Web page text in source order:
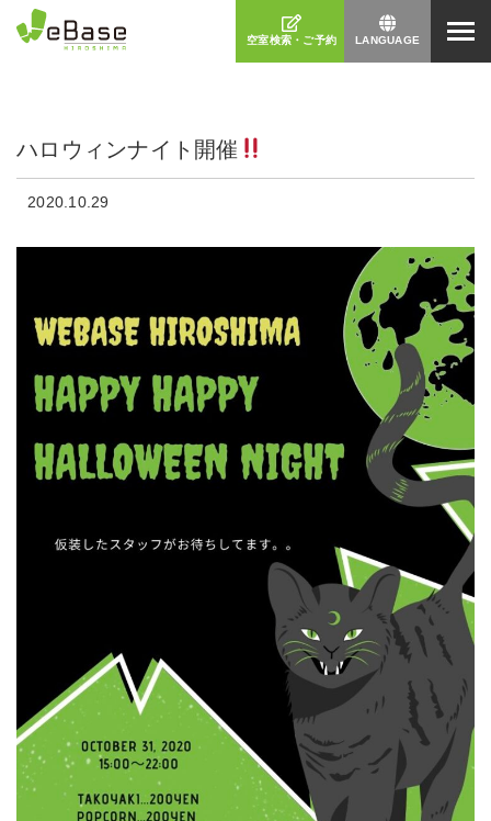
空室検索・ご予約 LANGUAGE
ハロウィンナイト開催
2020.10.29